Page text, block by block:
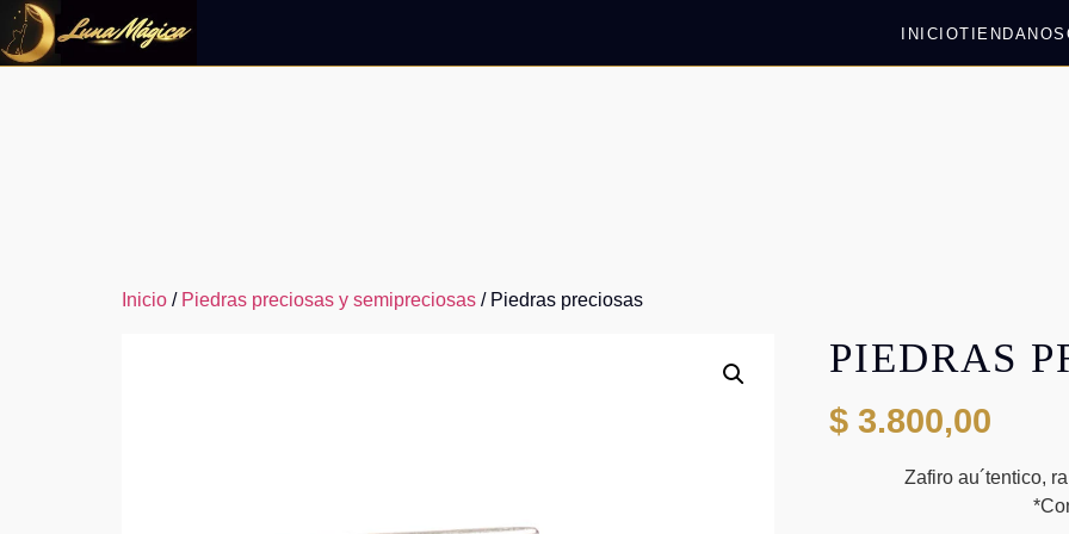
INICIOTIENDA
Inicio / Piedras preciosas y semipreciosas / Piedras preciosas
PIEDRAS
$3.800,00
Zafiro au´tentico,